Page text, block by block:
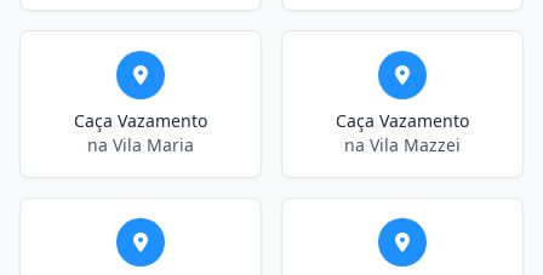
Caça Vazamento
na Vila Maria
Caça Vazamento
na Vila Mazzei